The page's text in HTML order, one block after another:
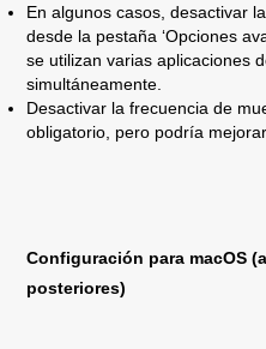
En algunos casos, desactivar
desde la pestaña ‘Opciones
se utilizan varias aplicaciones
simultáneamente.
Desactivar la frecuencia de
obligatorio, pero podría
Configuración para macOS
posteriores)